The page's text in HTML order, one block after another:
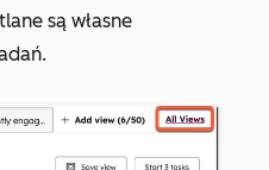
są własne